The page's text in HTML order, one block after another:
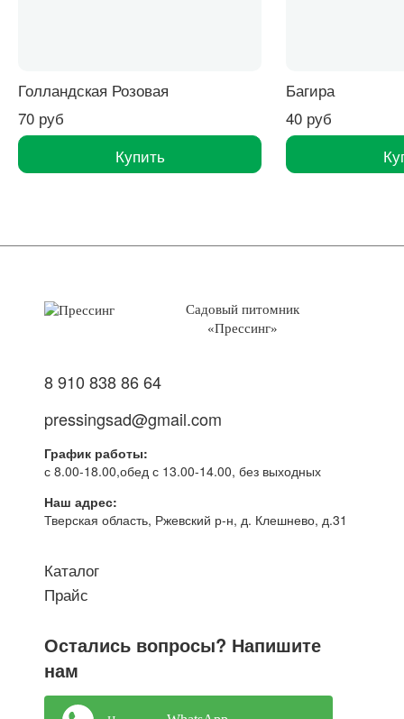
Голландская Розовая
70 руб
Купить
Багира
40 руб
Садовый питомник
«Прессинг»
8 910 838 86 64
pressingsad@gmail.com
График работы:
с 8.00-18.00,обед с 13.00-14.00, без выходных
Наш адрес:
Тверская область, Ржевский р-н, д. Клешнево, д.31
Каталог
Прайс
Остались вопросы? Напишите
нам